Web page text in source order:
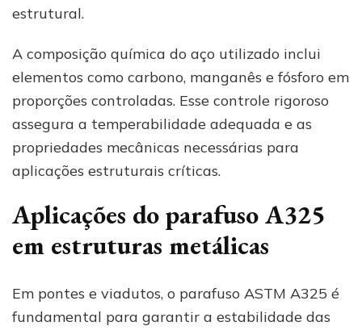
estrutural.
A composição química do aço utilizado inclui
elementos como carbono, manganês e fósforo em
proporções controladas. Esse controle rigoroso
assegura a temperabilidade adequada e as
propriedades mecânicas necessárias para
aplicações estruturais críticas.
Aplicações do parafuso A325
em estruturas metálicas
Em pontes e viadutos, o parafuso ASTM A325 é
fundamental para garantir a estabilidade das